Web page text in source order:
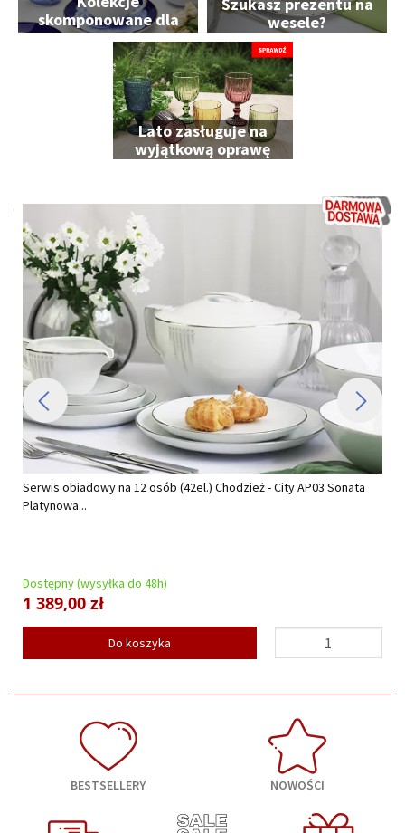
skomponowane dla
Ciebie
Szukasz prezentu na
wesele?
Lato zasługuje na
wyjątkową oprawę
Serwis obiadowy na 12 osób (42el.) Chodzież - City AP03 Sonata
Platynowa...
Dostępny (wysyłka do 48h)
1 389,00 zł
Do koszyka
BESTSELLERY NOWOŚCI